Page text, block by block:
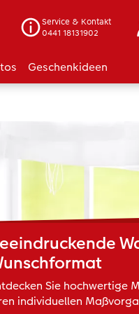
Service & Kontakt
0441 18131902
Geschenkideen
Sie hochwertige
individuellen